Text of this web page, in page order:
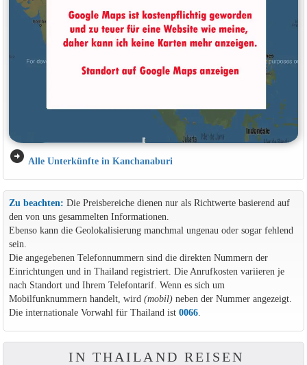
arrow_circle_right Alle Unterkünfte in Kanchanaburi
Zu beachten: Die Preisbereiche dienen nur als Richtwerte basierend auf
den von uns gesammelten Informationen.
Ebenso kann die Geolokalisierung manchmal ungenau oder sogar fehlend
sein.
Die angegebenen Telefonnummern sind die direkten Nummern der
Einrichtungen und in Thailand registriert. Die Anrufkosten variieren je
nach Standort und Ihrem Telefontarif. Wenn es sich um
Mobilfunknummern handelt, wird (mobil)neben der Nummer angezeigt.
Die internationale Vorwahl für Thailand ist 0066.
IN THAILAND REISEN